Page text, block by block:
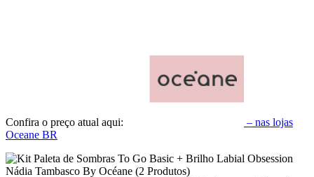
Confira o preço atual aqui:
– nas lojas
Oceane BR